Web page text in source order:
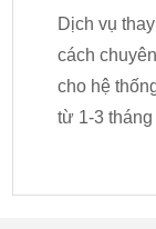
Dịch vụ thay
cách
cho hệ
từ 1-3 tháng